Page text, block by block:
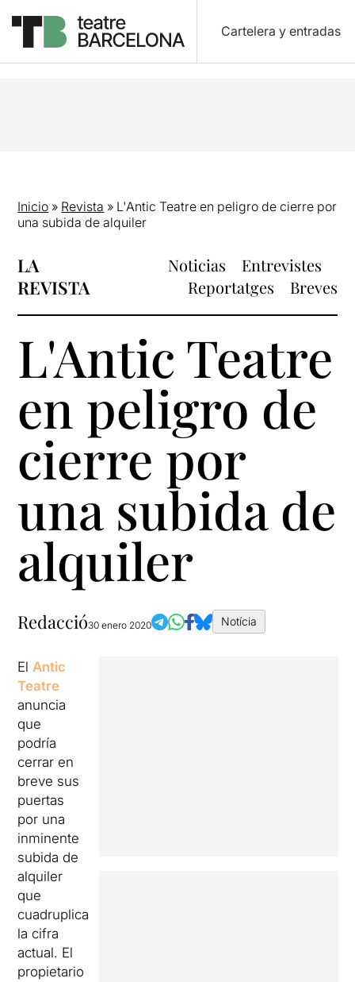
Cartelera y entradas
Inicio » Revista » L'Antic Teatre en peligro de cierre por
una subida de alquiler
LA
REVISTA
Noticias
Entrevistes
Reportatges
Breves
L'Antic Teatre
en peligro de
cierre por
una subida de
alquiler
Redacció30 enero 2020 Notícia
ElAntic
Teatre
anuncia
que
podría
cerrar en
breve sus
puertas
por una
inminente
subida de
alquiler
que
cuadruplica
la cifra
actual. El
propietario